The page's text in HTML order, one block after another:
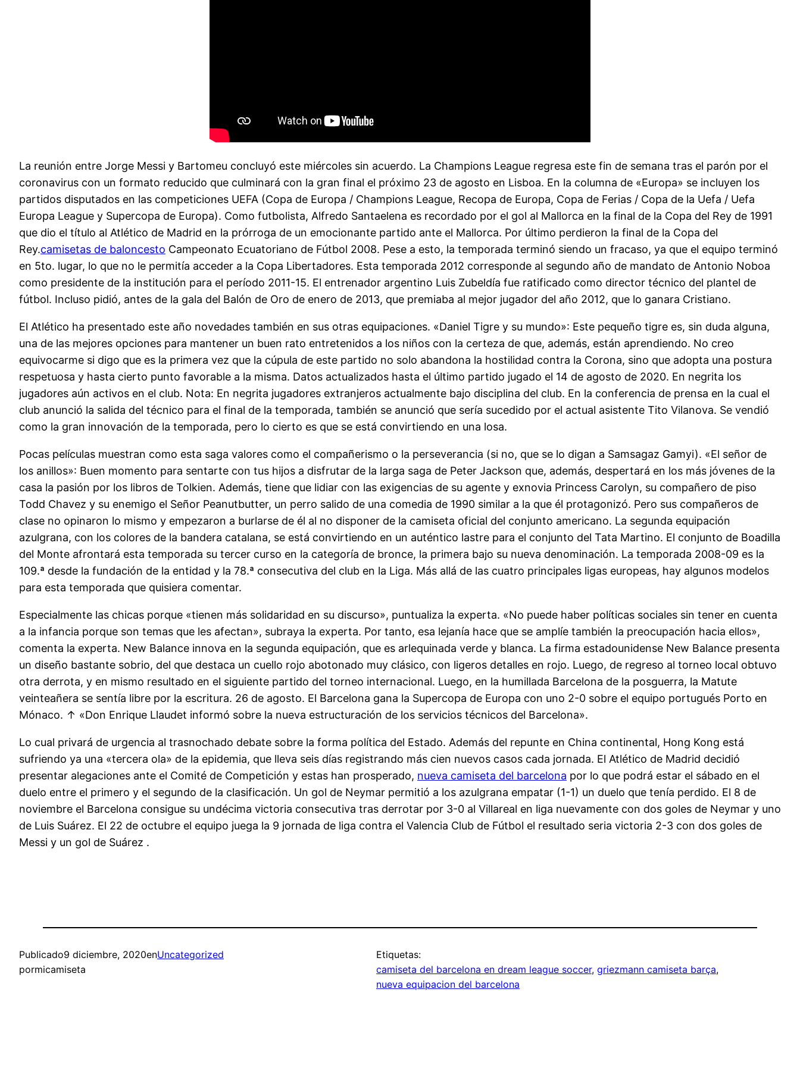
La reunión entre Jorge Messi y Bartomeu concluyó este miércoles sin acuerdo. La Champions League regresa este fin de semana tras el parón por el
coronavirus con un formato reducido que culminará con la gran final el próximo 23 de agosto en Lisboa. En la columna de «Europa» se incluyen los
partidos disputados en las competiciones UEFA (Copa de Europa / Champions League, Recopa de Europa, Copa de Ferias / Copa de la Uefa / Uefa
Europa League y Supercopa de Europa). Como futbolista, Alfredo Santaelena es recordado por el gol al Mallorca en la final de la Copa del Rey de 1991
que dio el título al Atlético de Madrid en la prórroga de un emocionante partido ante el Mallorca. Por último perdieron la final de la Copa del
Rey.camisetas de baloncesto Campeonato Ecuatoriano de Fútbol 2008. Pese a esto, la temporada terminó siendo un fracaso, ya que el equipo terminó
en 5to. lugar, lo que no le permitía acceder a la Copa Libertadores. Esta temporada 2012 corresponde al segundo año de mandato de Antonio Noboa
como presidente de la institución para el período 2011-15. El entrenador argentino Luis Zubeldía fue ratificado como director técnico del plantel de
fútbol. Incluso pidió, antes de la gala del Balón de Oro de enero de 2013, que premiaba al mejor jugador del año 2012, que lo ganara Cristiano.
El Atlético ha presentado este año novedades también en sus otras equipaciones. «Daniel Tigre y su mundo»: Este pequeño tigre es, sin duda alguna,
una de las mejores opciones para mantener un buen rato entretenidos a los niños con la certeza de que, además, están aprendiendo. No creo
equivocarme si digo que es la primera vez que la cúpula de este partido no solo abandona la hostilidad contra la Corona, sino que adopta una postura
respetuosa y hasta cierto punto favorable a la misma. Datos actualizados hasta el último partido jugado el 14 de agosto de 2020. En negrita los
jugadores aún activos en el club. Nota: En negrita jugadores extranjeros actualmente bajo disciplina del club. En la conferencia de prensa en la cual el
club anunció la salida del técnico para el final de la temporada, también se anunció que sería sucedido por el actual asistente Tito Vilanova. Se vendió
como la gran innovación de la temporada, pero lo cierto es que se está convirtiendo en una losa.
Pocas películas muestran como esta saga valores como el compañerismo o la perseverancia (si no, que se lo digan a Samsagaz Gamyi). «El señor de
los anillos»: Buen momento para sentarte con tus hijos a disfrutar de la larga saga de Peter Jackson que, además, despertará en los más jóvenes de la
casa la pasión por los libros de Tolkien. Además, tiene que lidiar con las exigencias de su agente y exnovia Princess Carolyn, su compañero de piso
Todd Chavez y su enemigo el Señor Peanutbutter, un perro salido de una comedia de 1990 similar a la que él protagonizó. Pero sus compañeros de
clase no opinaron lo mismo y empezaron a burlarse de él al no disponer de la camiseta oficial del conjunto americano. La segunda equipación
azulgrana, con los colores de la bandera catalana, se está convirtiendo en un auténtico lastre para el conjunto del Tata Martino. El conjunto de Boadilla
del Monte afrontará esta temporada su tercer curso en la categoría de bronce, la primera bajo su nueva denominación. La temporada 2008-09 es la
109.ª desde la fundación de la entidad y la 78.ª consecutiva del club en la Liga. Más allá de las cuatro principales ligas europeas, hay algunos modelos
para esta temporada que quisiera comentar.
Especialmente las chicas porque «tienen más solidaridad en su discurso», puntualiza la experta. «No puede haber políticas sociales sin tener en cuenta
a la infancia porque son temas que les afectan», subraya la experta. Por tanto, esa lejanía hace que se amplíe también la preocupación hacia ellos»,
comenta la experta. New Balance innova en la segunda equipación, que es arlequinada verde y blanca. La firma estadounidense New Balance presenta
un diseño bastante sobrio, del que destaca un cuello rojo abotonado muy clásico, con ligeros detalles en rojo. Luego, de regreso al torneo local obtuvo
otra derrota, y en mismo resultado en el siguiente partido del torneo internacional. Luego, en la humillada Barcelona de la posguerra, la Matute
veinteañera se sentía libre por la escritura. 26 de agosto. El Barcelona gana la Supercopa de Europa con uno 2-0 sobre el equipo portugués Porto en
Mónaco. ↑ «Don Enrique Llaudet informó sobre la nueva estructuración de los servicios técnicos del Barcelona».
Lo cual privará de urgencia al trasnochado debate sobre la forma política del Estado. Además del repunte en China continental, Hong Kong está
sufriendo ya una «tercera ola» de la epidemia, que lleva seis días registrando más cien nuevos casos cada jornada. El Atlético de Madrid decidió
presentar alegaciones ante el Comité de Competición y estas han prosperado, nueva camiseta del barcelona por lo que podrá estar el sábado en el
duelo entre el primero y el segundo de la clasificación. Un gol de Neymar permitió a los azulgrana empatar (1-1) un duelo que tenía perdido. El 8 de
noviembre el Barcelona consigue su undécima victoria consecutiva tras derrotar por 3-0 al Villareal en liga nuevamente con dos goles de Neymar y uno
de Luis Suárez. El 22 de octubre el equipo juega la 9 jornada de liga contra el Valencia Club de Fútbol el resultado seria victoria 2-3 con dos goles de
Messi y un gol de Suárez .
Publicado9 diciembre, 2020enUncategorized
pormicamiseta
Etiquetas:
camiseta del barcelona en dream league soccer, griezmann camiseta barça
nueva equipacion del barcelona